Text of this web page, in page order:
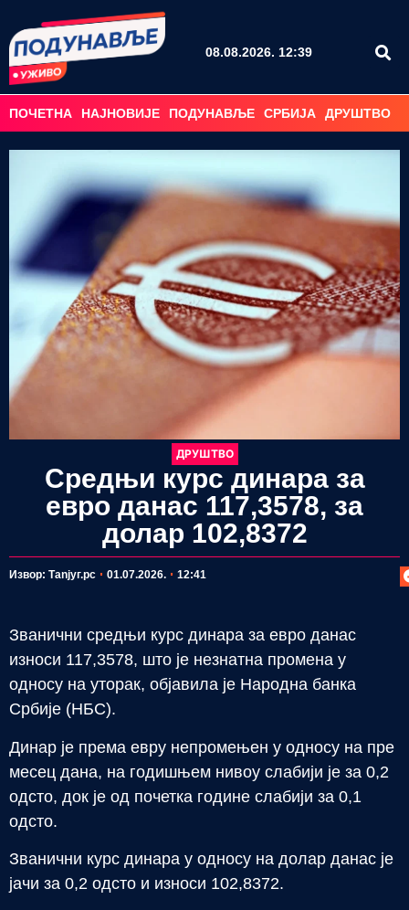
08.08.2026. 12:39
ПОЧЕТНА НАЈНОВИЈЕ ПОДУНАВЉЕ СРБИЈА ДРУШТВО
ДРУШТВО
Средњи курс динара за
евро данас 117,3578, за
долар 102,8372
Извор: Таnjyг.рс 01.07.2026. 12:41
Званични средњи курс динара за евро данас
износи 117,3578, што је незнатна промена у
односу на уторак, објавила је Народна банка
Србије (НБС).
Динар је према евру непромењен у односу на пре
месец дана, на годишњем нивоу слабији је за 0,2
одсто, док је од почетка године слабији за 0,1
одсто.
Званични курс динара у односу на долар данас је
јачи за 0,2 одсто и износи 102,8372.